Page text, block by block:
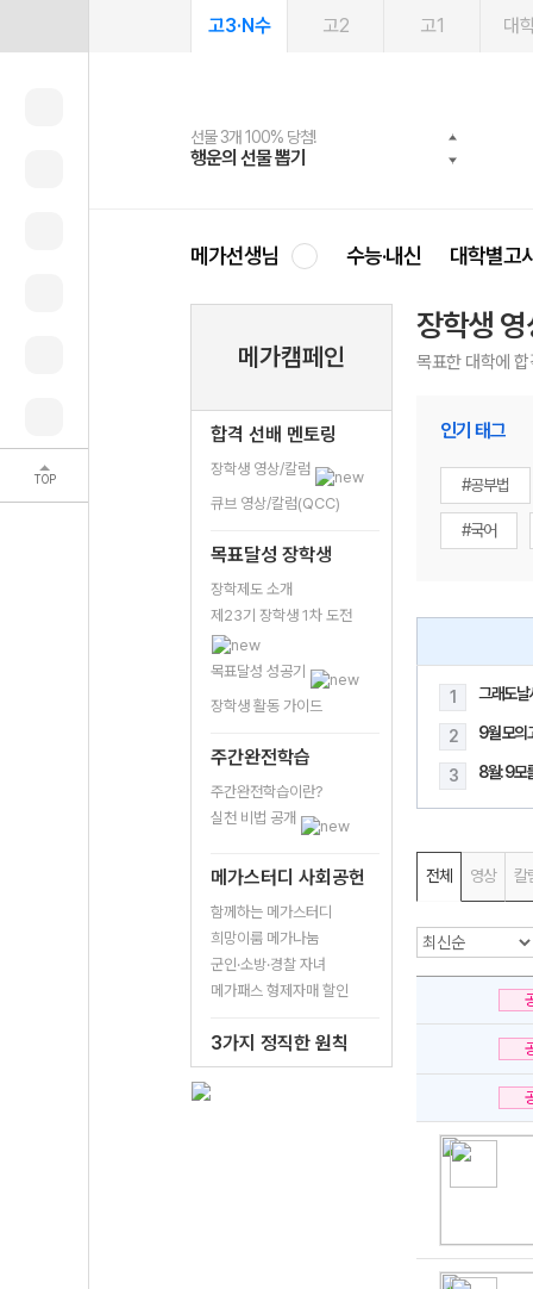
TOP
고3·N수 고2 고1 대
선물 3개 100% 당첨!
행운의 선물 뽑기
선물 100% 증정!
메가스터디 X 올리브
여름방학 스터디 캐시백
메가런 썸머스쿨
2027 러셀 단과
강사 공개선발
스마트러닝앱
설문 EVENT
메가패스
3일 무료 체험권
메가패스 수강생 무료혜택!
메가클럽 멤버십
사회공헌 캠페인
희망이룸 메가나눔
메가선생님 수능·내신 대학별고
메가캠페인
합격 선배 멘토링
장학생 영상/칼럼
큐브 영상/칼럼(QCC)
목표달성 장학생
장학제도 소개
제23기 장학생 1차 도전
목표달성 성공기
장학생 활동 가이드
주간완전학습
주간완전학습이란?
실천 비법 공개
메가스터디 사회공헌
함께하는 메가스터디
희망이룸 메가나눔
군인·소방·경찰 자녀
메가패스 형제자매 할인
3가지 정직한 원칙
장학생
목표한 대학에
인기 태그
#공부법
#국어
1 그래도날
2 9월 모의
3 8월: 9모
전체 영상 칼